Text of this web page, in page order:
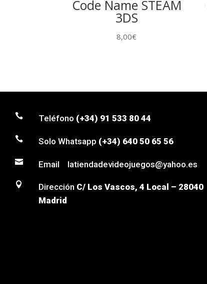
Code Name STEAM
3DS
8,00€
 Teléfono (+34) 91 533 80 44
 Solo Whatsapp (+34) 640 50 65 56
 Email latiendadevideojuegos@yahoo.es
 Dirección C/ Los Vascos, 4 Local – 28040
Madrid